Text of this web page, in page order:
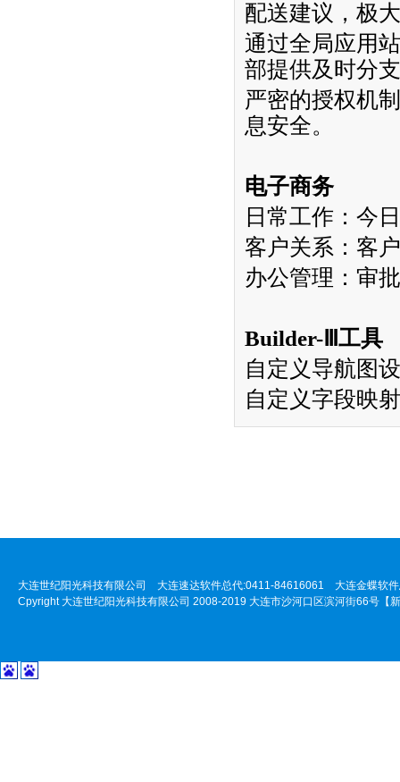
配送建议，极
通过全局应用
部提供及时分
严密的授权机
息安全。
电子商务
日常工作：今
客户关系：客
办公管理：审
Builder- Ⅲ工具
自定义导航图
自定义字段映
大连世纪阳光科技有限公司 大连速达软件总代:0411-84616061 大连金蝶软
Cpyright 大连世纪阳光科技有限公司 2008-2019 大连市沙河口区滨河街66号